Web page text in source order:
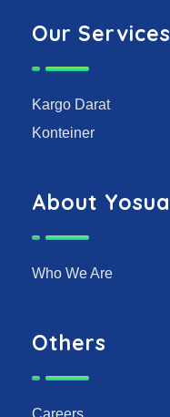
Our Services
Kargo Darat
Konteiner
About Yosua
Who We Are
Others
Careers